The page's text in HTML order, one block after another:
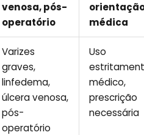
venosa, pós-
operatório
médica
Varizes
graves,
linfedema,
úlcera venosa,
pós-
operatório
Uso
médico,
prescrição
necessária